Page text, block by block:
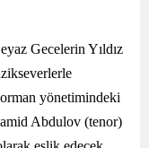
Gecelerin Yıldız
yönetimindeki
Abdulov (tenor)